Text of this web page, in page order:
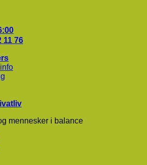
11 76
mennesker i balance